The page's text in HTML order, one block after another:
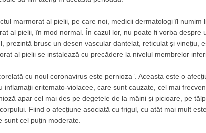
marmorat al pielii, pe care noi, medicii dermatologi îl numim
al pielii, în mod normal. În cazul lor, nu poate fi vorba despre
prezintă brusc un desen vascular dantelat, reticulat și vinețiu,
al pielii se instalează cu precădere la nivelul membrelor
cu noul coronavirus este pernioza”. Aceasta este o
inflamații eritemato-violacee, care sunt cauzate, cel mai
apar cel mai des pe degetele de la mâini și picioare, pe
Fiind o afecțiune asociată cu frigul, cu atât mai mult
cel puțin moderate.